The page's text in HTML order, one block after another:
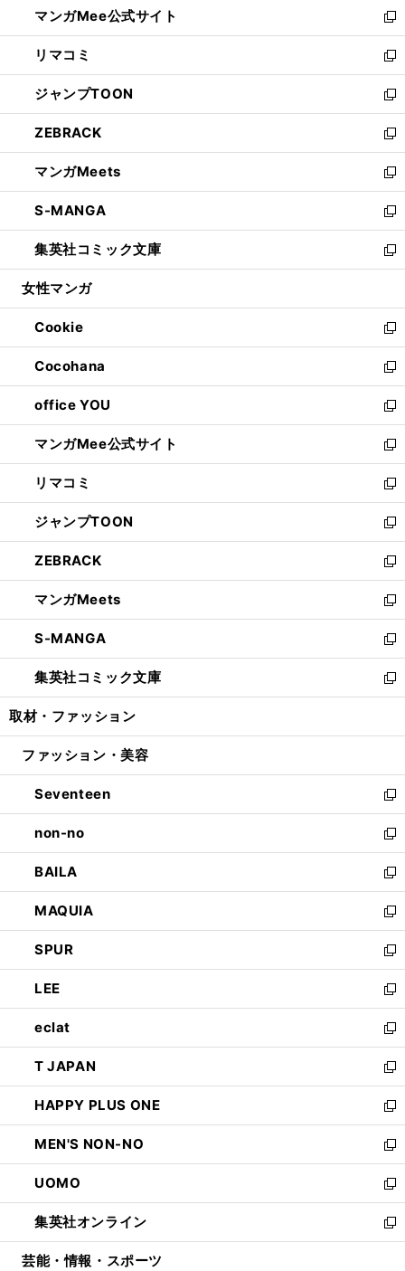
く
ド
ウ
で
開
く
ィ
ン
ド
ウ
で
開
く
い
ウ
ィ
ン
ド
ウ
で
開
く
マンガMee公式サイト
新
し
い
ウ
ィ
ン
ド
ウ
で
開
く
リマコミ
新
し
い
ウ
ィ
ン
ド
ウ
で
開
く
ジャンプTOON
新
し
い
ウ
ィ
ン
ド
ウ
で
開
ZEBRACK
新
し
い
ウ
ィ
ン
ド
ウ
開
く
マンガMeets
新
し
い
ウ
ィ
ン
ウ
で
開
く
S-MANGA
新
し
い
ウ
ン
ド
ウ
で
開
く
集英社コミック文庫
新
し
ウ
ィ
ン
ド
ウ
で
開
く
女性マンガ
Cookie
新
し
い
ウ
ィ
ン
ド
ウ
で
開
く
Cocohana
新
し
い
ウ
ィ
ン
ド
ウ
で
開
く
office YOU
新
し
い
ウ
ィ
ン
ド
ウ
で
開
く
マンガMee公式サイト
新
し
い
ウ
ィ
ン
ド
ウ
で
開
く
リマコミ
新
し
い
ウ
ィ
ン
ド
ウ
で
開
く
ジャンプTOON
新
し
い
ウ
ィ
ン
ド
ウ
で
開
ZEBRACK
新
し
い
ウ
ィ
ン
ド
ウ
開
マンガMeets
新
し
い
ウ
ィ
ン
ウ
開
く
S-MANGA
新
し
い
ウ
ン
ウ
で
開
く
集英社コミック文庫
新
し
ウ
ン
ド
ウ
で
開
く
取材・ファッション
ファッション・美容
Seventeen
新
し
い
ウ
ィ
ン
ド
ウ
で
開
く
non-no
新
し
い
ウ
ィ
ン
ド
ウ
で
開
く
BAILA
新
し
い
ウ
ィ
ン
ド
ウ
で
開
く
MAQUIA
新
し
い
ウ
ィ
ン
ド
ウ
で
開
く
SPUR
新
し
い
ウ
ィ
ン
ド
ウ
で
開
く
LEE
新
し
い
ウ
ィ
ン
ド
ウ
で
開
く
eclat
新
し
い
ウ
ィ
ン
ド
ウ
で
開
く
T JAPAN
新
し
い
ウ
ィ
ン
ド
ウ
で
開
HAPPY PLUS ONE
新
し
い
ウ
ィ
ン
ド
ウ
MEN'S NON-NO
新
し
い
ウ
ィ
ン
UOMO
新
し
い
ウ
集英社オンライン
新
し
芸能・情報・スポーツ